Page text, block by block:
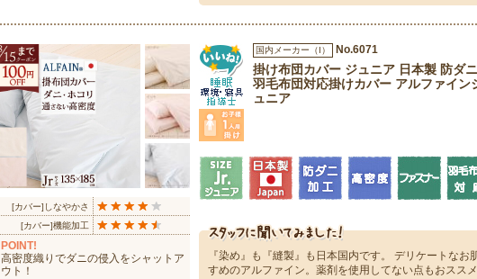
[カバー]しなやかさ
[カバー]機能加工
POINT!
高密度織りでダニの侵入をシャットア
ウト！
国内メーカー（I） No.6071
掛け布団カバー ジュニア 日本製 防ダニ
羽毛布団対応掛けカバー アルファイン
ュニア
『染め』も『縫製』も日本国内です。 デリケートなお
すめのアルファイン。薬剤を使用してない点もおスス